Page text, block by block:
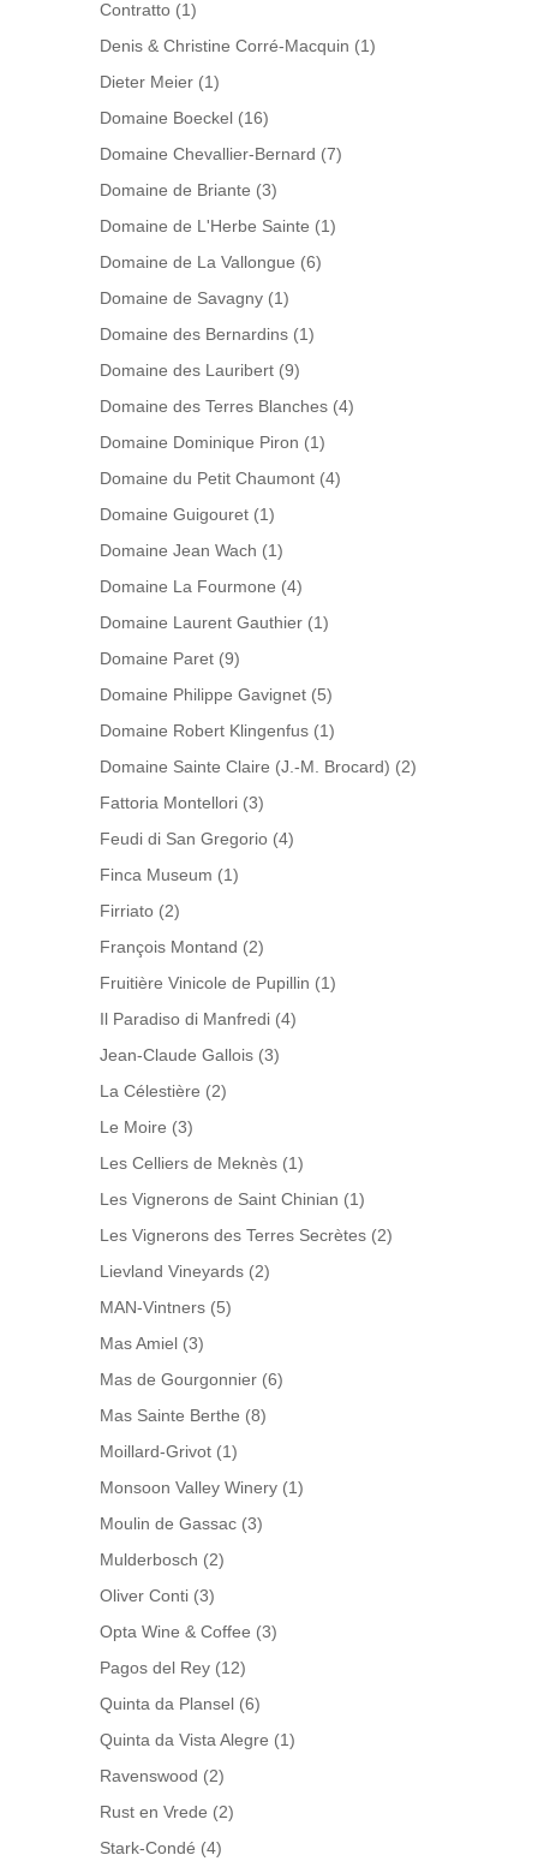
Contratto (1)
Denis & Christine Corré-Macquin (1)
Dieter Meier (1)
Domaine Boeckel (16)
Domaine Chevallier-Bernard (7)
Domaine de Briante (3)
Domaine de L'Herbe Sainte (1)
Domaine de La Vallongue (6)
Domaine de Savagny (1)
Domaine des Bernardins (1)
Domaine des Lauribert (9)
Domaine des Terres Blanches (4)
Domaine Dominique Piron (1)
Domaine du Petit Chaumont (4)
Domaine Guigouret (1)
Domaine Jean Wach (1)
Domaine La Fourmone (4)
Domaine Laurent Gauthier (1)
Domaine Paret (9)
Domaine Philippe Gavignet (5)
Domaine Robert Klingenfus (1)
Domaine Sainte Claire (J.-M. Brocard) (2)
Fattoria Montellori (3)
Feudi di San Gregorio (4)
Finca Museum (1)
Firriato (2)
François Montand (2)
Fruitière Vinicole de Pupillin (1)
Il Paradiso di Manfredi (4)
Jean-Claude Gallois (3)
La Célestière (2)
Le Moire (3)
Les Celliers de Meknès (1)
Les Vignerons de Saint Chinian (1)
Les Vignerons des Terres Secrètes (2)
Lievland Vineyards (2)
MAN-Vintners (5)
Mas Amiel (3)
Mas de Gourgonnier (6)
Mas Sainte Berthe (8)
Moillard-Grivot (1)
Monsoon Valley Winery (1)
Moulin de Gassac (3)
Mulderbosch (2)
Oliver Conti (3)
Opta Wine & Coffee (3)
Pagos del Rey (12)
Quinta da Plansel (6)
Quinta da Vista Alegre (1)
Ravenswood (2)
Rust en Vrede (2)
Stark-Condé (4)